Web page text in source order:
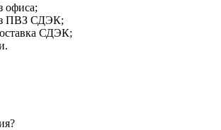
офиса;
ПВЗ СДЭК;
СДЭК;